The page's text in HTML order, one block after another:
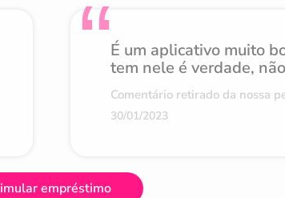
É um aplicativo muito
tem nele é verdade,
Comentário retirado da nossa
30/01/2023
empréstimo